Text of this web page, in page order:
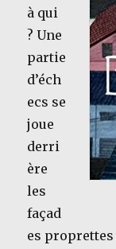
à qui
? Une
partie
d’éch
ecs se
joue
derri
ère
les
façad
es proprettes